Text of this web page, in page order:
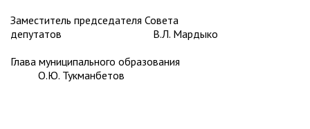
Заместитель председателя Совета
депутатов В.Л. Мардыко
Глава муниципального образования
О.Ю. Тукманбетов